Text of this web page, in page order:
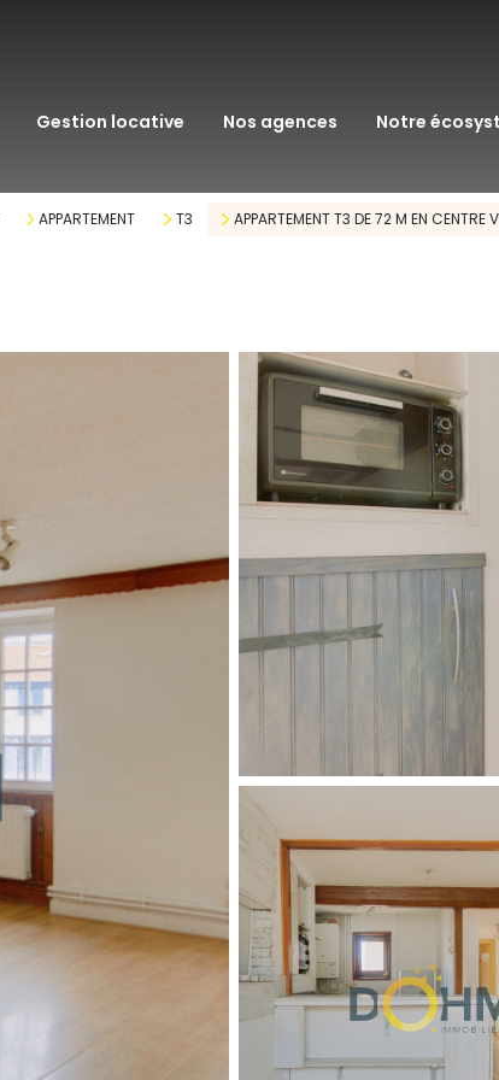
gestion locative nos agences notre
courtage en
APPARTEMENT T3 APPARTEMENT T3 DE 72 M EN CENTRE